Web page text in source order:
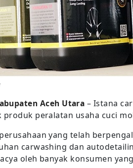
Aceh Utara – Istana
produk peralatan usaha cuci
yang telah
carwashing dan
oleh banyak konsumen